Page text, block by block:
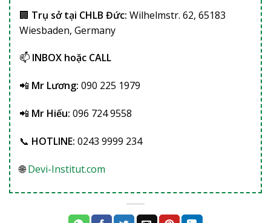
🏢 Trụ sở tại CHLB Đức: Wilhelmstr. 62, 65183
Wiesbaden, Germany
📫 INBOX hoặc CALL
📲 Mr Lương: 090 225 1979
📲 Mr Hiếu: 096 724 9558
📞 HOTLINE: 0243 9999 234
🌐Devi-Institut.com